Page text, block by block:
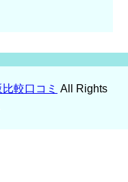
較口コミ All Rights